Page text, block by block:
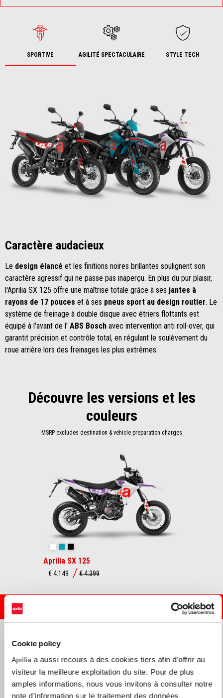
Cookie policy
Aprilia a aussi recours à des cookies tiers afin d’offrir au
visiteur la meilleure exploitation du site. Pour de plus
amples informations, nous vous invitons à consulter notre
note d’information sur le traitement des données
SPORTIVE AGILITÉ SPECTACULAIRE STYLE TECH
Caractère audacieux
Le design élancé et les finitions noires brillantes soulignent son
caractère agressif qui ne passe pas inaperçu. En plus du pur plaisir,
l'Aprilia SX 125 offre une maîtrise totale grâce à ses jantes à
rayons de 17 pouces et à ses pneus sport au design routier. Le
système de freinage à double disque avec étriers flottants est
équipé à l'avant de l' ABS Bosch avec intervention anti roll-over, qui
garantit précision et contrôle total, en régulant le soulèvement du
roue arrière lors des freinages les plus extrêmes.
Découvre les versions et les
couleurs
MSRP excludes destination & vehicle preparation charges
Aprilia SX 125
€ 4.149 € 4.399